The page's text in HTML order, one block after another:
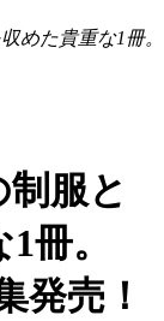
めた貴重な1冊。
服と
冊。
発売！